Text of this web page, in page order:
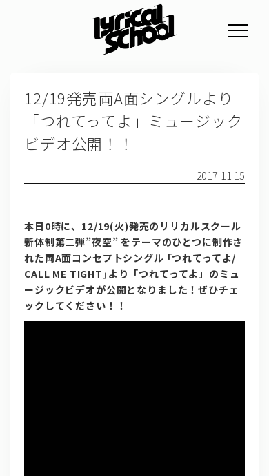
12/19発売両A面シングルより
「つれてってよ」ミュージック
ビデオ公開！！
2017.11.15
本日0時に、12/19(火)発売のリリカルスクール
新体制第二弾”夜空” をテーマのひとつに制作さ
れた両A面コンセプトシングル ｢つれてってよ/
CALL ME TIGHT｣より「つれてってよ」のミュ
ージックビデオが公開となりました！ぜひチェ
ックしてください！！
PROFILE
SCHEDULE
GOODS
FAN CLUB
TICKET